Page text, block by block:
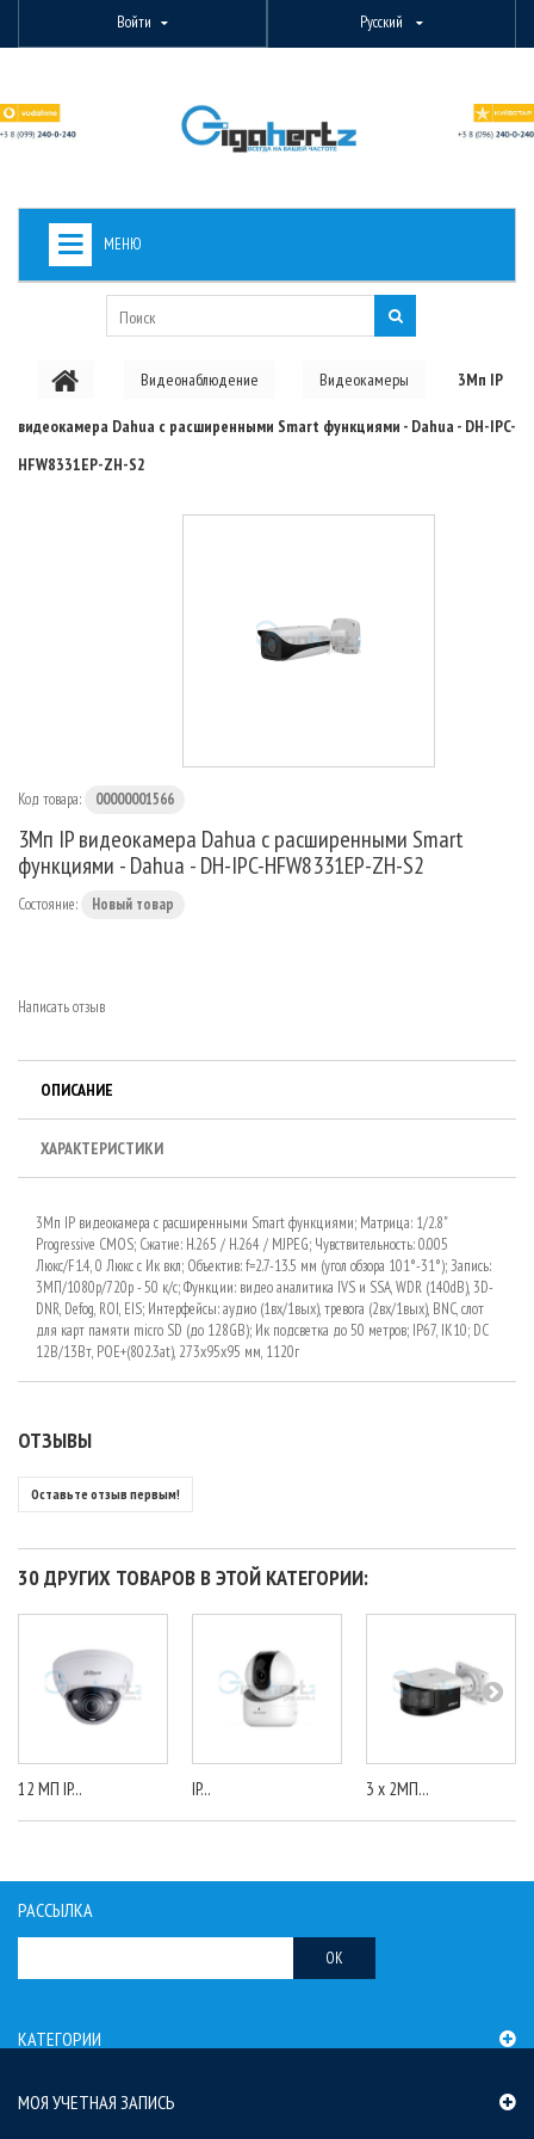
Войти Русский
МЕНЮ
PON ОБОРУДОВАНИЕ
Видеонаблюдение Видеокамеры 3Мп IP
видеокамера Dahua с расширенными Smart функциями - Dahua - DH-IPC-
HFW8331EP-ZH-S2
Код товара: 00000001566
3Мп IP видеокамера Dahua с расширенными Smart
функциями - Dahua - DH-IPC-HFW8331EP-ZH-S2
Состояние: Новый товар
Написать отзыв
ОПИСАНИЕ
ХАРАКТЕРИСТИКИ
3Мп IP видеокамера с расширенными Smart функциями; Матрица: 1/2.8"
Progressive CMOS; Сжатие: H.265 / H.264 / MJPEG; Чувствительность: 0.005
Люкс/F1.4, 0 Люкс c Ик вкл; Объектив: f=2.7-13.5 мм (угол обзора 101°-31°); Запись:
3МП/1080р/720р - 50 к/с; Функции: видео аналитика IVS и SSA, WDR (140dB), 3D-
DNR, Defog, ROI, EIS; Интерфейсы: аудио (1вх/1вых), тревога (2вх/1вых), BNC, слот
для карт памяти micro SD (до 128GB); Ик подсветка до 50 метров; IP67, IK10; DC
12В/13Вт, POE+(802.3at), 273х95х95 мм, 1120г
ОТЗЫВЫ
Оставьте отзыв первым!
30 ДРУГИХ ТОВАРОВ В ЭТОЙ КАТЕГОРИИ:
12 МП IP... IP... 3 x 2МП...
РАССЫЛКА
OK
КАТЕГОРИИ
МОЯ УЧЕТНАЯ ЗАПИСЬ